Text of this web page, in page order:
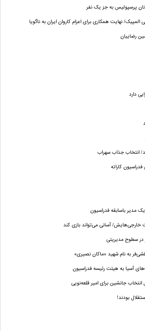
پرسپولیس به جز یک نفر
نهایت همکاری برای اعزام کاروان ایران به ناگویا
رضاییان
دارد
انتخاب جذاب سهراب
کاراته
مدیر باسابقه فدراسیون
خارجی‌هایش/ آسانی می‌تواند بازی کند
در سطوح مدیریتی
آسیا به هیئت رئیسه فدراسیون
جانشین برای امیر قلعه‌نویی